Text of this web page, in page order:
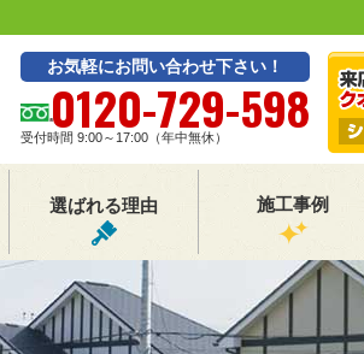
お気軽にお問い合わせ下さい！
0120-729-598
受付時間 9:00～17:00（年中無休）
選ばれる理由 施工事例